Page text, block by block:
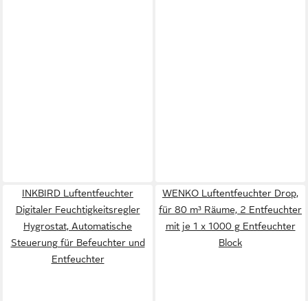
INKBIRD Luftentfeuchter
Digitaler Feuchtigkeitsregler
Hygrostat, Automatische
Steuerung für Befeuchter und
Entfeuchter
WENKO Luftentfeuchter Drop,
für 80 m³ Räume, 2 Entfeuchter
mit je 1 x 1000 g Entfeuchter
Block